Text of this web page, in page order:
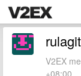
V2EX
+08:00